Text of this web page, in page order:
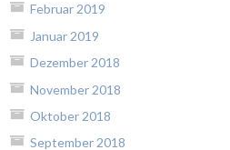
Februar 2019
Januar 2019
Dezember 2018
November 2018
Oktober 2018
September 2018